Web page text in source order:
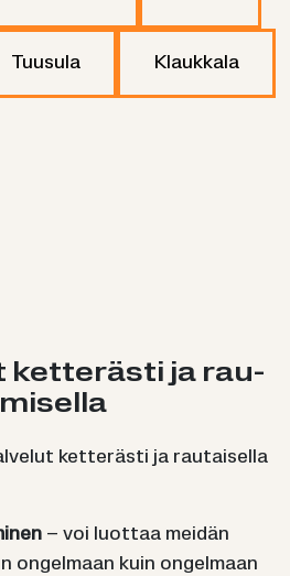
Tuusula Klaukkala
ket­te­räs­ti ja rau­
ketterästi ja rautaisella
– voi luottaa meidän
ongelmaan kuin ongelmaan